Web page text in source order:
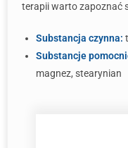
terapii warto zapoznać
Substancja czynna:
Substancje
magnez, stearynian